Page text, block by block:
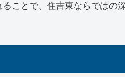
ことで、住吉東ならではの